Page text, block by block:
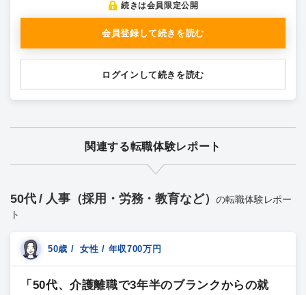
続きは会員限定公開
会員登録して続きを読む
ログインして続きを読む
関連する転職体験レポート
50代 / 人事（採用・労務・教育など）の転職体験レポー
ト
50歳 / 女性 / 年収700万円
「50代、介護離職で3年半のブランクからの就